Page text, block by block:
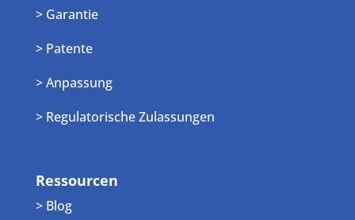
> Garantie
> Patente
> Anpassung
> Regulatorische Zulassungen
Ressourcen
> Blog